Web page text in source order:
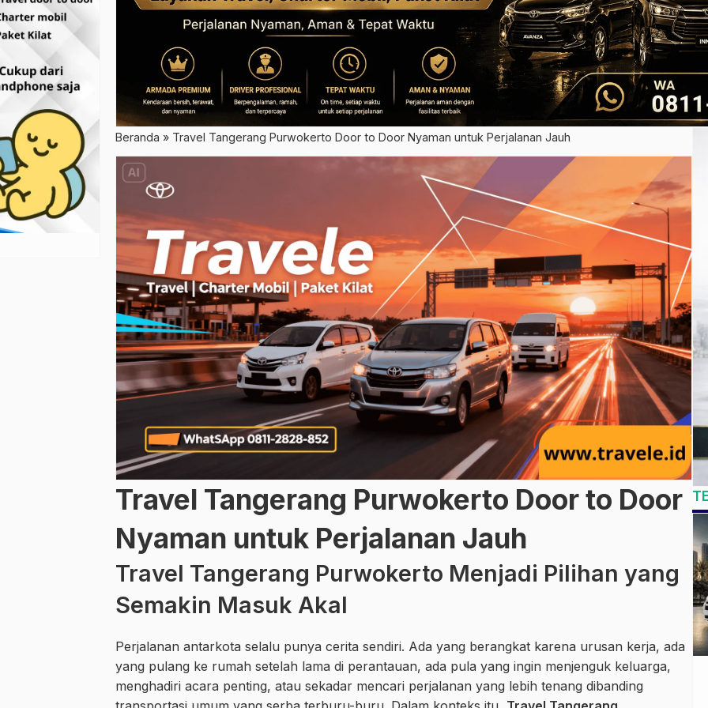
Beranda » Travel Tangerang Purwokerto Door to Door Nyaman untuk Perjalanan Jauh
Travel Tangerang Purwokerto Door to Door
Nyaman untuk Perjalanan Jauh
Travel Tangerang Purwokerto Menjadi Pilihan yang
Semakin Masuk Akal
Perjalanan antarkota selalu punya cerita sendiri. Ada yang berangkat karena urusan kerja, ada
yang pulang ke rumah setelah lama di perantauan, ada pula yang ingin menjenguk keluarga,
menghadiri acara penting, atau sekadar mencari perjalanan yang lebih tenang dibanding